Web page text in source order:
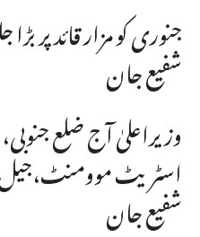
شفیع جان
وزیراعلیٰ آج ضلع جنوبی،
اسٹریٹ
شفیع جان